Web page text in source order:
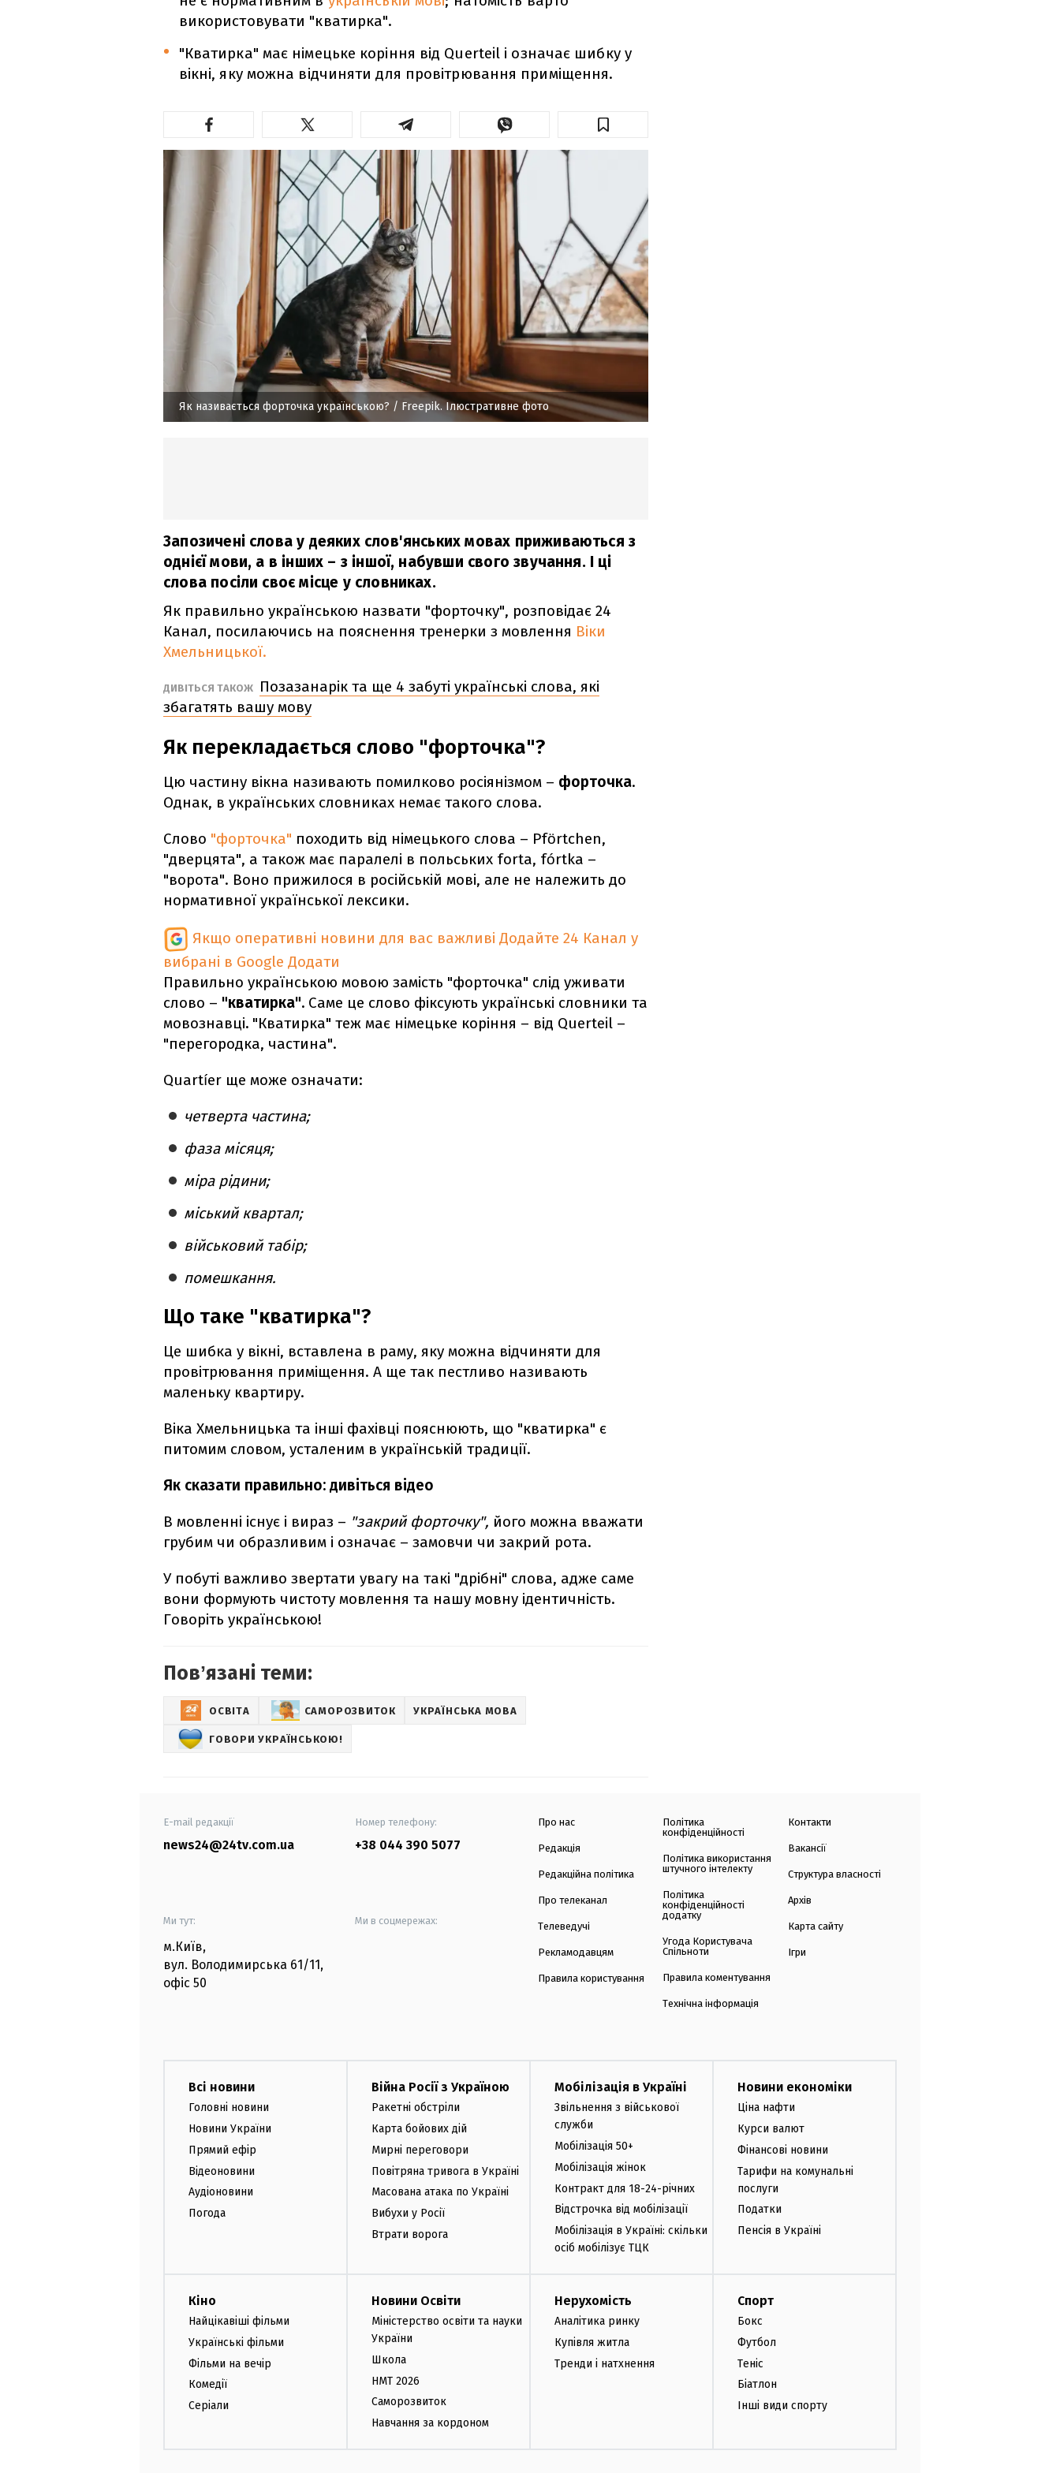
використовувати "кватирка".
"Кватирка" має німецьке коріння від Querteil і означає шибку у
вікні, яку можна відчиняти для провітрювання приміщення.
Як називається форточка українською? / Freepik. Ілюстративне фото
Запозичені слова у деяких слов'янських мовах приживаються з
однієї мови, а в інших – з іншої, набувши свого звучання. І ці
слова посіли своє місце у словниках.
Як правильно українською назвати "форточку", розповідає 24
Канал, посилаючись на пояснення тренерки з мовлення Віки
Хмельницької.
ДИВІТЬСЯ ТАКОЖ
Позазанарік та ще 4 забуті українські слова, які
збагатять вашу мову
Як перекладається слово "форточка"?
Цю частину вікна називають помилково росіянізмом – форточка.
Однак, в українських словниках немає такого слова.
Слово "форточка" походить від німецького слова – Pförtchen,
"дверцята", а також має паралелі в польських forta, fórtka –
"ворота". Воно прижилося в російській мові, але не належить до
нормативної української лексики.
Якщо оперативні новини для вас важливі Додайте 24 Канал у
вибрані в Google Додати
Правильно українською мовою замість "форточка" слід уживати
слово – "кватирка". Саме це слово фіксують українські словники та
мовознавці. "Кватирка" теж має німецьке коріння – від Querteil –
"перегородка, частина".
Quartíer ще може означати:
четверта частина;
фаза місяця;
міра рідини;
міський квартал;
військовий табір;
помешкання.
Що таке "кватирка"?
Це шибка у вікні, вставлена в раму, яку можна відчиняти для
провітрювання приміщення. А ще так пестливо називають
маленьку квартиру.
Віка Хмельницька та інші фахівці пояснюють, що "кватирка" є
питомим словом, усталеним в українській традиції.
Як сказати правильно: дивіться відео
В мовленні існує і вираз – "закрий форточку", його можна вважати
грубим чи образливим і означає – замовчи чи закрий рота.
У побуті важливо звертати увагу на такі "дрібні" слова, адже саме
вони формують чистоту мовлення та нашу мовну ідентичність.
Говоріть українською!
Повʼязані теми:
ОСВІТА САМОРОЗВИТОК УКРАЇНСЬКА МОВА
ГОВОРИ УКРАЇНСЬКОЮ!
E-mail редакції
news24@24tv.com.ua
Номер телефону:
+38 044 390 5077
Ми тут:
м.Київ,
вул. Володимирська 61/11,
офіс 50
Ми в соцмережах:
Про нас
Редакція
Редакційна політика
Про телеканал
Телеведучі
Рекламодавцям
Правила користування
Політика
конфіденційності
Політика використання
штучного інтелекту
Політика
конфіденційності
додатку
Угода Користувача
Спільноти
Правила коментування
Технічна інформація
Контакти
Вакансії
Структура власності
Архів
Карта сайту
Ігри
Всі новини
Головні новини
Новини України
Прямий ефір
Відеоновини
Аудіоновини
Погода
Війна Росії з Україною
Ракетні обстріли
Карта бойових дій
Мирні переговори
Повітряна тривога в Україні
Масована атака по Україні
Вибухи у Росії
Втрати ворога
Мобілізація в Україні
Звільнення з військової
служби
Мобілізація 50+
Мобілізація жінок
Контракт для 18-24-річних
Відстрочка від мобілізації
Мобілізація в Україні: скільки
осіб мобілізує ТЦК
Новини економіки
Ціна нафти
Курси валют
Фінансові новини
Тарифи на комунальні
послуги
Податки
Пенсія в Україні
Кіно
Найцікавіші фільми
Українські фільми
Фільми на вечір
Комедії
Серіали
Новини Освіти
Міністерство освіти та науки
України
Школа
НМТ 2026
Саморозвиток
Навчання за кордоном
Нерухомість
Аналітика ринку
Купівля житла
Тренди і натхнення
Спорт
Бокс
Футбол
Теніс
Біатлон
Інші види спорту